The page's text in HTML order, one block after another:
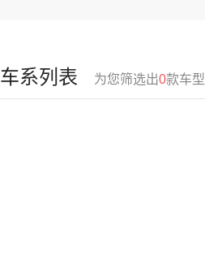
车系列表 为您筛选出0款车型